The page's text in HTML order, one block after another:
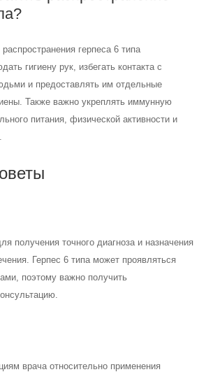
герпеса 6 типа
гигиену рук, избегать контакта с
и предоставлять им отдельные
Также важно укреплять иммунную
питания, физической активности и
получения точного диагноза и назначения
Герпес 6 типа может проявляться
поэтому важно получить
врача относительно применения